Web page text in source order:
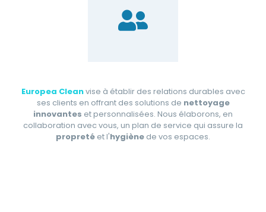
Europea Cleanvise à établir des relations durables avec
ses clients en offrant des solutions de nettoyage
innovantes et personnalisées. Nous élaborons, en
collaboration avec vous, un plan de service qui assure la
propreté et l'hygiène de vos espaces.